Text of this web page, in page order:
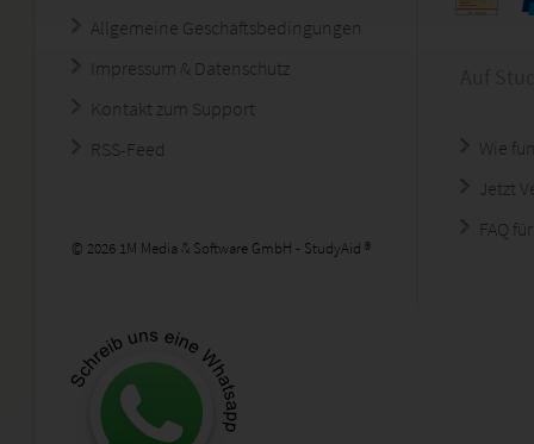
Allgemeine Geschäftsbedingungen
Impressum & Datenschutz
Kontakt zum Support
RSS-Feed
© 2026 1M Media & Software GmbH - StudyAid ®
Wie
Jetzt
FAQ